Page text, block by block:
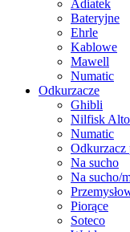
Adiatek
Bateryjne
Ehrle
Kablowe
Mawell
Numatic
Odkurzacze
Ghibli
Nilfisk Alto
Numatic
Odkurzacz
Na sucho
Na sucho/
Piorące
Soteco